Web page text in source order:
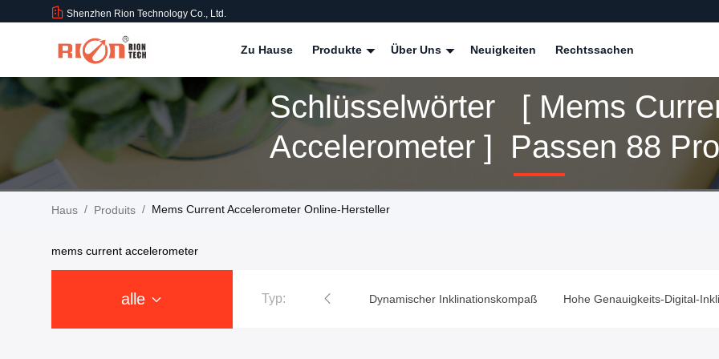
Shenzhen Rion Technology Co., Ltd.
Zu Hause Produkte Über Uns Neuigkeiten Rechtssachen
Schlüsselwörter [ Mems
Accelerometer ]
Haus / Produits / Mems Current Accelerometer Online-Hersteller
mems current accelerometer
alle Typ:
Neigungs-Sensor-Inklinationskompaß Dynamischer Inklinationskompaß Hohe Genauigkeits-Digital-